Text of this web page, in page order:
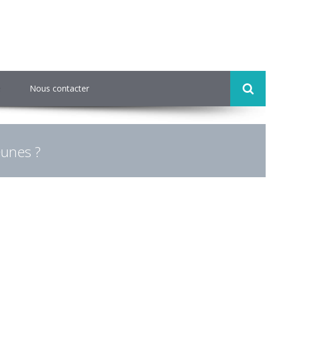
Nous contacter
?